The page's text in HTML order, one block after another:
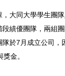
大同大學學生團
段績優團隊，兩組
於7月成立公司，
金。